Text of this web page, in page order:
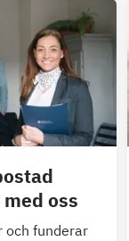
oss
och funderar